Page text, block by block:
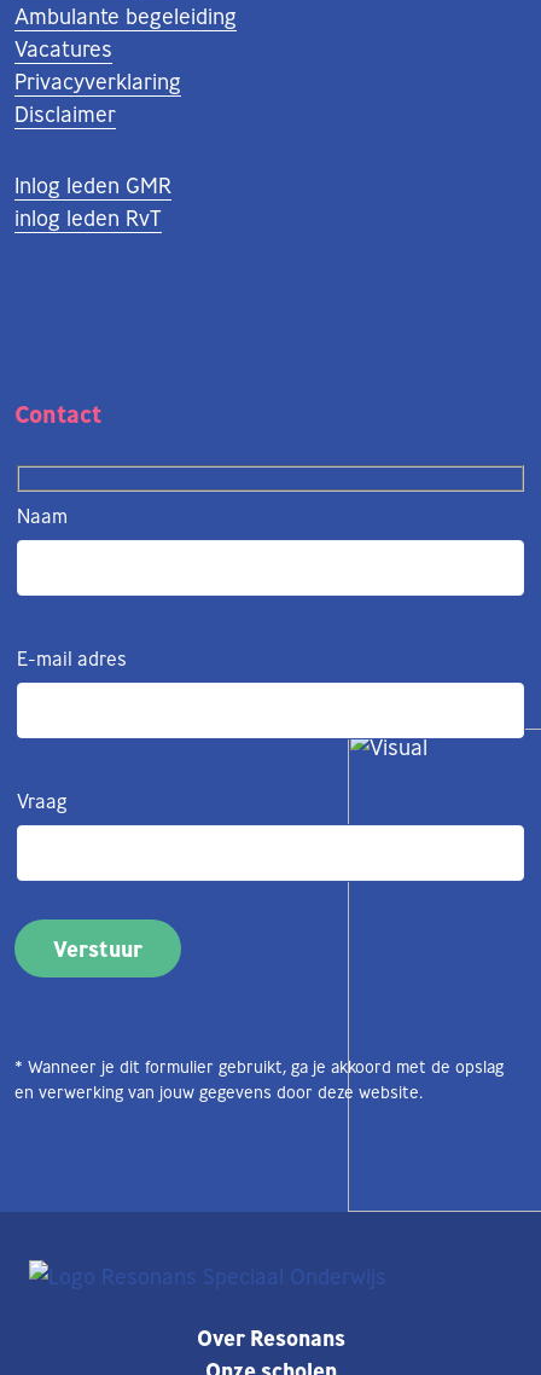
Ambulante begeleiding
Vacatures
Privacyverklaring
Disclaimer
Inlog leden GMR
inlog leden RvT
Contact
Naam
E-mail adres
Vraag
* Wanneer je dit formulier gebruikt, ga je akkoord met de opslag
en verwerking van jouw gegevens door deze website.
Over Resonans